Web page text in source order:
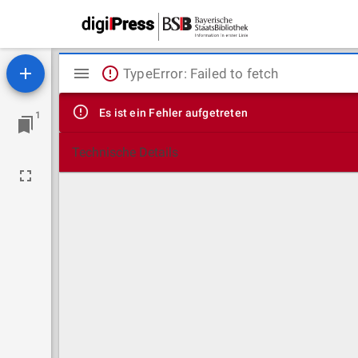
1
Mirador
Viewer
TypeError: Failed to fetch
Es ist ein Fehler aufgetreten
Technische Details